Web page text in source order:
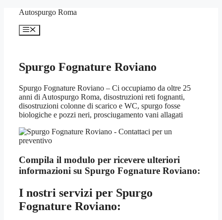
contenuto
Autospurgo Roma
Menu
Spurgo Fognature Roviano
Spurgo Fognature Roviano – Ci occupiamo da oltre 25
anni di Autospurgo Roma, disostruzioni reti fognanti,
disostruzioni colonne di scarico e WC, spurgo fosse
biologiche e pozzi neri, prosciugamento vani allagati
Compila il modulo per ricevere ulteriori
informazioni su Spurgo Fognature Roviano:
I nostri servizi per Spurgo
Fognature Roviano: